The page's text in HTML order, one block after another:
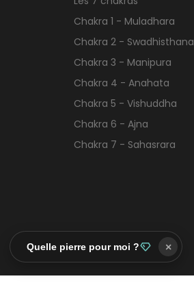
Chakra 1 - Muladhara
Chakra 2 - Swadhisthana
Chakra 3 - Manipura
Chakra 4 - Anahata
Chakra 5 - Vishuddha
Chakra 6 - Ajna
Chakra 7 - Sahasrara
Quelle pierre pour moi ? ×